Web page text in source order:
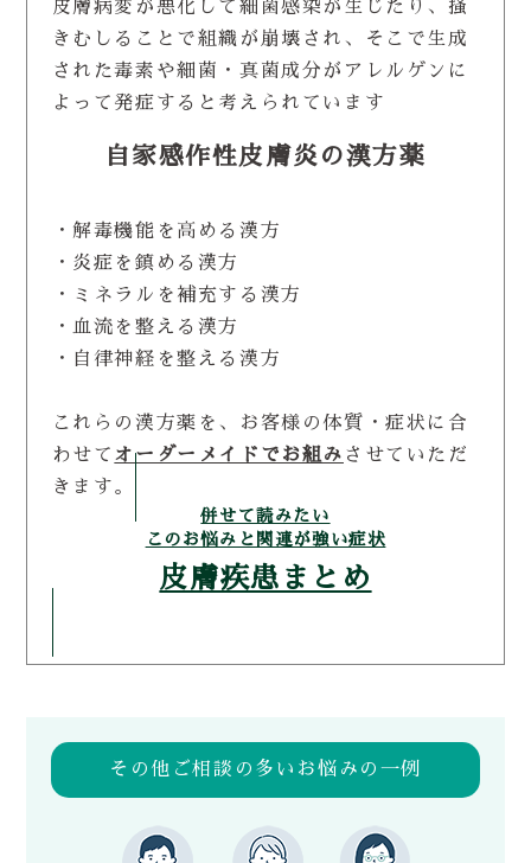
皮膚病変が悪化して細菌感染が生じたり、掻
きむしることで組織が崩壊され、そこで生成
された毒素や細菌・真菌成分がアレルゲンに
よって発症すると考えられています
自家感作性皮膚炎の漢方薬
・解毒機能を高める漢方
・炎症を鎮める漢方
・ミネラルを補充する漢方
・血流を整える漢方
・自律神経を整える漢方
これらの漢方薬を、お客様の体質・症状に合
わせて オーダーメイドでお組み させていただ
きます。
併せて読みたい
このお悩みと関連が強い症状
皮膚疾患まとめ
その他ご相談の多いお悩みの一例